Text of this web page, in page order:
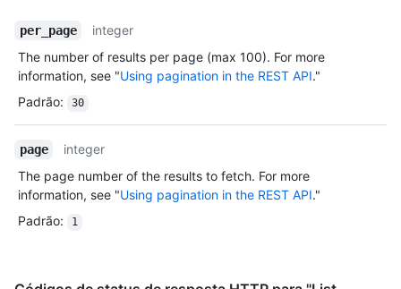
per_page
integer
The number of results per page (max 100). For more
information, see "Using pagination in the REST API."
Padrão: 30
page
integer
The page number of the results to fetch. For more
information, see "Using pagination in the REST API."
Padrão: 1